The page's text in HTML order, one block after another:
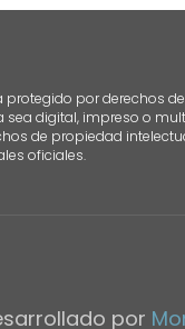
por derechos
digital, impreso o
de propiedad
oficiales.
por